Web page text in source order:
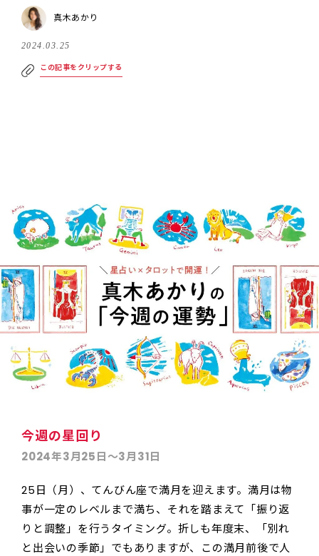
真木あかり
2024.03.25
この記事をクリップする
今週の星回り
2024年3月25日〜3月31日
25日（月）、てんびん座で満月を迎えます。満月は物
事が一定のレベルまで満ち、それを踏まえて「振り返
りと調整」を行うタイミング。折しも年度末、「別れ
と出会いの季節」でもありますが、この満月前後で人